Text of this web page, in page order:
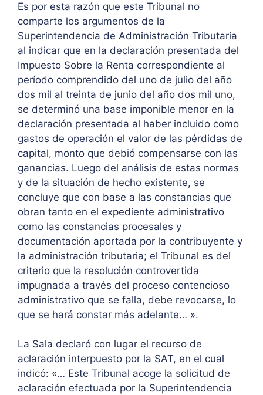
Es por esta razón que este Tribunal no
comparte los argumentos de la
Superintendencia de Administración Tributaria
al indicar que en la declaración presentada del
Impuesto Sobre la Renta correspondiente al
período comprendido del uno de julio del año
dos mil al treinta de junio del año dos mil uno,
se determinó una base imponible menor en la
declaración presentada al haber incluido como
gastos de operación el valor de las pérdidas de
capital, monto que debió compensarse con las
ganancias. Luego del análisis de estas normas
y de la situación de hecho existente, se
concluye que con base a las constancias que
obran tanto en el expediente administrativo
como las constancias procesales y
documentación aportada por la contribuyente y
la administración tributaria; el Tribunal es del
criterio que la resolución controvertida
impugnada a través del proceso contencioso
administrativo que se falla, debe revocarse, lo
que se hará constar más adelante… ».
La Sala declaró con lugar el recurso de
aclaración interpuesto por la SAT, en el cual
indicó: «… Este Tribunal acoge la solicitud de
aclaración efectuada por la Superintendencia